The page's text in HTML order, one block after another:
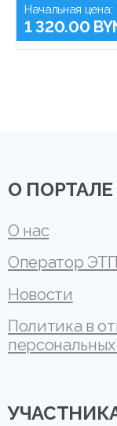
Начальная цена:
1 320.00
О ПОРТАЛЕ
О нас
Оператор ЭТП
Новости
Политика в